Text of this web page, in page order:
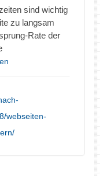
sind wichtig
zu langsam
Rate der
webseiten-